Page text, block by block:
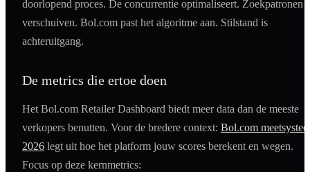
doorlopend proces. De concurrentie optimaliseert. Zoekpatronen
verschuiven. Bol.com past het algoritme aan. Stilstand is
achteruitgang.
De metrics die ertoe doen
Het Bol.com Retailer Dashboard biedt meer data dan de meeste
verkopers benutten. Voor de bredere context: Bol.com
2026 legt uit hoe het platform jouw scores berekent en wegen.
Focus op deze kernmetrics: